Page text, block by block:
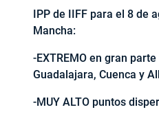
IPP de IIFF para el 8 de
Mancha:
-EXTREMO en gran
Guadalajara, Cuenca y
-MUY ALTO puntos